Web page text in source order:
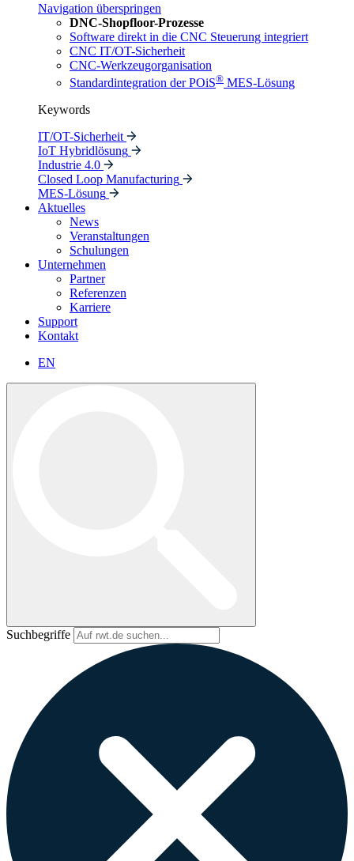
Navigation überspringen
DNC-Shopfloor-Prozesse
Software direkt in die CNC Steuerung integriert
CNC IT/OT-Sicherheit
CNC-Werkzeugorganisation
Standardintegration der POiS® MES-Lösung
Keywords
IT/OT-Sicherheit
IoT Hybridlösung
Industrie 4.0
Closed Loop Manufacturing
MES-Lösung
Aktuelles
News
Veranstaltungen
Schulungen
Unternehmen
Partner
Referenzen
Karriere
Support
Kontakt
EN
Suchbegriffe